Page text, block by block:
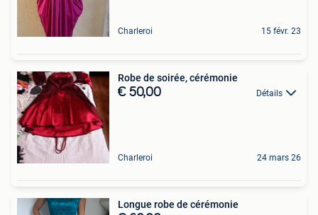
Charleroi 15 févr. 23
Robe de soirée, cérémonie
€ 50,00 Détails
Charleroi 24 mars 26
Longue robe de cérémonie